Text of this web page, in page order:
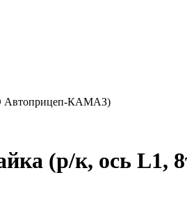
Автоприцеп-КАМАЗ)
(р/к, ось L1,